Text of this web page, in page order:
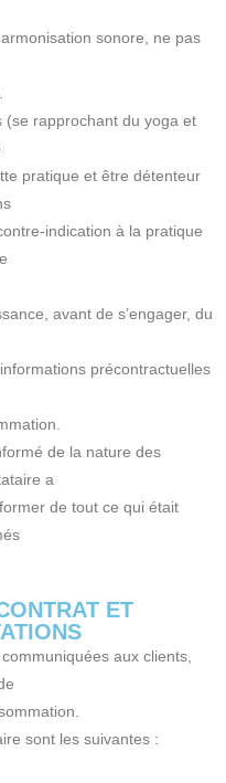
sonore, ne pas
rapprochant du yoga et
pratique et être détenteur
indication à la pratique
avant de s’engager, du
précontractuelles
de la nature des
a
de tout ce qui était
ET
aux clients,
sont les suivantes :